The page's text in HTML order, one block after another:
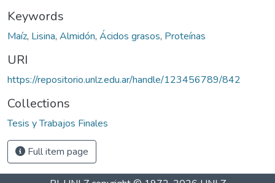
Keywords
Maíz, Lisina, Almidón, Ácidos grasos, Proteínas
URI
https://repositorio.unlz.edu.ar/handle/123456789/842
Collections
Tesis y Trabajos Finales
Full item page